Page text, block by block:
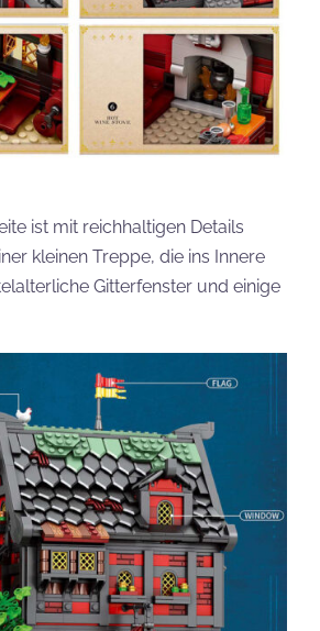
ist mit reichhaltigen Details
kleinen Treppe, die ins Innere
Gitterfenster und einige